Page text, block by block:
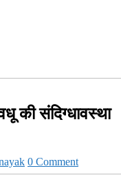
की संदिग्धावस्था
0 Comment